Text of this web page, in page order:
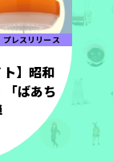
プレスリリース
ト】昭和
ばあち